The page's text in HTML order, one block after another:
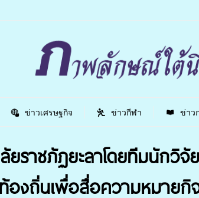
ข่าวเศรษฐกิจ ข่าวกีฬา ข่าว
ราชภัฏยะลาโดยทีมนักวิ
งถิ่นเพื่อสื่อความหมายกิจ